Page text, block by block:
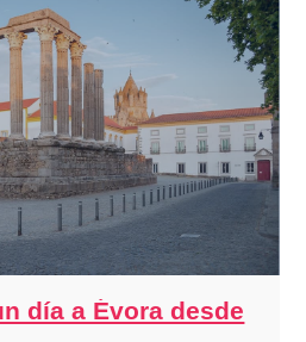
día a Évora desde